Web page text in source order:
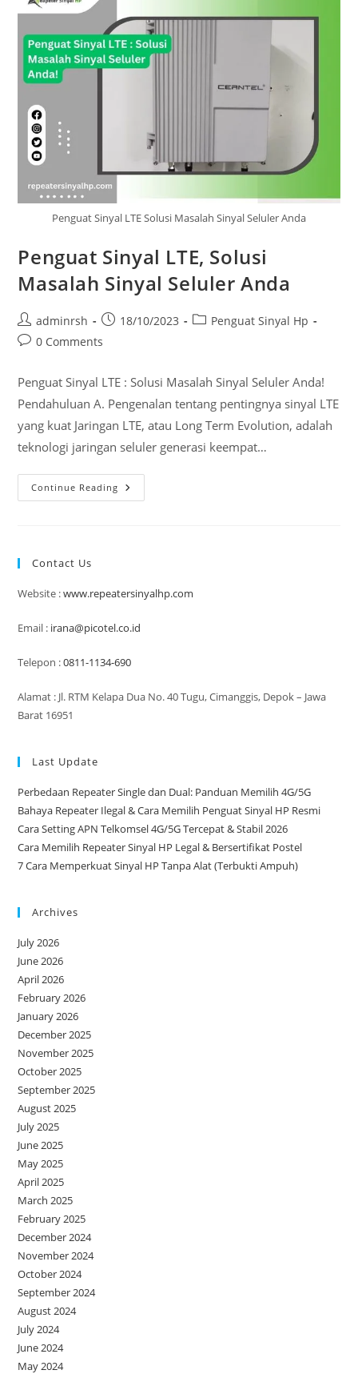
Tepat
Kebutuhan
Anda
Penguat Sinyal LTE Solusi Masalah Sinyal Seluler Anda
Penguat Sinyal LTE, Solusi
Masalah Sinyal Seluler Anda
Post
author:
adminrsh
Post
published:
18/10/2023
PostPenguat Sinyal Hp
Post0 Comments
Penguat Sinyal LTE : Solusi Masalah Sinyal Seluler Anda!
Pendahuluan A. Pengenalan tentang pentingnya sinyal LTE
yang kuat Jaringan LTE, atau Long Term Evolution, adalah
teknologi jaringan seluler generasi keempat…
Continue Reading Penguat
Sinyal
Contact Us
Website :www.repeatersinyalhp.com
Email : irana@picotel.co.id
Telepon :0811-1134-690
Alamat : Jl. RTM Kelapa Dua No. 40 Tugu, Cimanggis, Depok – Jawa
Barat 16951
Last Update
Perbedaan Repeater Single dan Dual: Panduan Memilih 4G/5G
Bahaya Repeater Ilegal & Cara Memilih Penguat Sinyal HP Resmi
Cara Setting APN Telkomsel 4G/5G Tercepat & Stabil 2026
Cara Memilih Repeater Sinyal HP Legal & Bersertifikat Postel
7 Cara Memperkuat Sinyal HP Tanpa Alat (Terbukti Ampuh)
Archives
July 2026
June 2026
April 2026
February 2026
January 2026
December 2025
November 2025
October 2025
September 2025
August 2025
July 2025
June 2025
May 2025
April 2025
March 2025
February 2025
December 2024
November 2024
October 2024
September 2024
August 2024
July 2024
June 2024
May 2024